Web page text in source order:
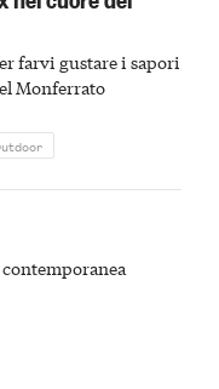
farvi gustare i sapori
Monferrato